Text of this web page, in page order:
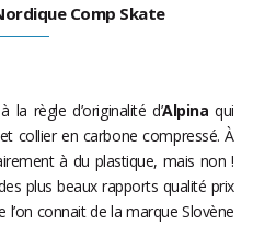
Comp Skate
règle d’originalité d’Alpina qui
collier en carbone compressé. À
à du plastique, mais non !
plus beaux rapports qualité prix
l’on connait de la marque Slovène